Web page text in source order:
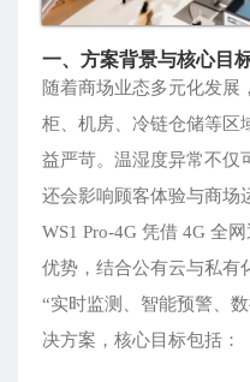
一、方案背景与核心目
随着商场业态多元化发展
柜、机房、冷链仓储等区
益严苛。温湿度异常不仅
还会影响顾客体验与商场
WS1 Pro-4G 凭借 4G 全
优势，结合公有云与私有
“实时监测、智能预警、
决方案，核心目标包括：